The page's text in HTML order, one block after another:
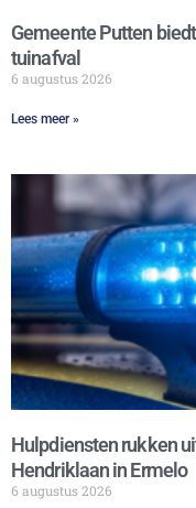
Gemeente Putten
tuinafval
6 augustus 2026
Lees meer »
Hulpdiensten rukken
Hendriklaan in Ermelo
6 augustus 2026